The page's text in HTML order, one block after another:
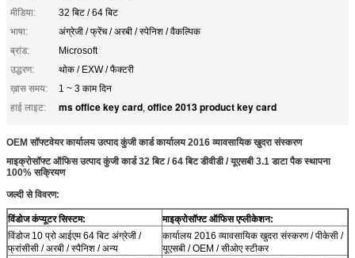
मीडिया:
32 बिट / 64 बिट
भाषा:
अंग्रेजी / फ्रेंच / अरबी / स्पेनिश / वैकल्पिक
ब्रांड:
Microsoft
उद्धरण:
थोक / EXW / फैक्टरी
ख़ास समय:
1 ~ 3 काम दिन
हाई लाइट:
ms office key card, office 2013 product key card
OEM सॉफ्टवेयर कार्यालय उत्पाद कुंजी कार्ड कार्यालय 2016 व्यावसायिक खुदरा संस्करण
माइक्रोसॉफ्ट ऑफिस उत्पाद कुंजी कार्ड 32 बिट / 64 बिट डीवीडी / यूएसबी 3.1 डाटा पैक स्थापना
100% सक्रियण
जल्दी से विवरण:
विंडोज कंप्यूटर सिस्टम:
माइक्रोसॉफ्ट ऑफिस एप्लीकेशन:
विंडोज 10 प्रो आईएम 64 बिट अंग्रेजी /
फ्रांसीसी / अरबी / स्पैनिश / अन्य
कार्यालय 2016 व्यावसायिक खुदरा संस्करण / पीकेसी /
यूएसबी / OEM / सीओए स्टीकर